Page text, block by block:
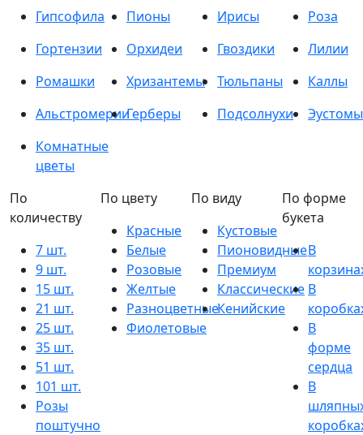
Гипсофила
Пионы Ирисы
Роза
Гортензии
Орхидеи Гвоздики
Лилии
Ромашки
Хризантемы Тюльпаны
Каллы
АльстромерииГерберы Подсолнухи
Эустомы
Комнатные
цветы
По
количеству
7 шт.
9 шт.
15 шт.
21 шт.
25 шт.
35 шт.
51 шт.
101 шт.
Розы
поштучно
По цвету
Красные
Белые
Розовые
Желтые
Разноцветные
Фиолетовые
По виду
Кустовые
Пионовидные
Премиум
Классические
Кенийские
По форме
букета
В
В
В
форме
сердца
В